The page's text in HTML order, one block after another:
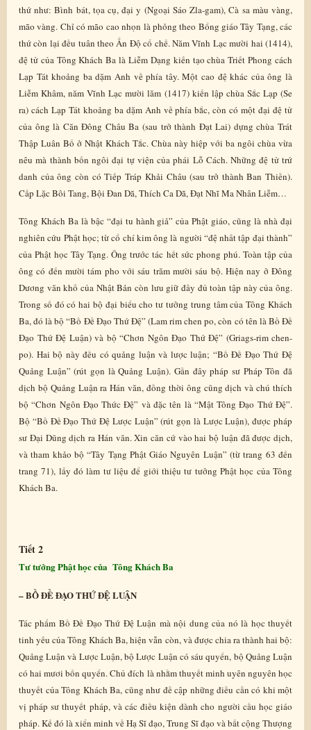
thứ như: Bình bát, tọa cụ, đại y (Ngoại Sáo Zla-gam), Cà sa màu vàng,
mão vàng. Chỉ có mão cao nhọn là phỏng theo Bổng giáo Tây Tạng, các
thứ còn lại đều tuân theo Ấn Độ cổ chế. Năm Vĩnh Lạc mười hai (1414),
đệ tử của Tông Khách Ba là Liễm Dạng kiến tạo chùa Triết Phong cách
Lạp Tát khoảng ba dặm Anh về phía tây. Một cao đệ khác của ông là
Liễm Khâm, năm Vĩnh Lạc mười lăm (1417) kiến lập chùa Sắc Lạp (Se
ra) cách Lạp Tát khoảng ba dặm Anh về phía bắc, còn có một đại đệ tử
của ông là Căn Đông Châu Ba (sau trở thành Đạt Lai) dựng chùa Trát
Thập Luân Bố ở Nhật Khách Tắc. Chùa này hiệp với ba ngôi chùa vừa
nêu mà thành bốn ngôi đại tự viện của phái Lỗ Cách. Những đệ tử trứ
danh của ông còn có Tiếp Tráp Khải Châu (sau trở thành Ban Thiền).
Cấp Lặc Bôi Tang, Bội Đan Dã, Thích Ca Dã, Đạt Nhĩ Ma Nhân Liễm…
Tông Khách Ba là bậc “đại tu hành giả” của Phật giáo, cũng là nhà đại
nghiên cứu Phật học; từ cổ chí kim ông là người “đệ nhất tập đại thành”
của Phật học Tây Tạng. Ông trước tác hết sức phong phú. Toàn tập của
ông có đến mười tám pho với sáu trăm mười sáu bộ. Hiện nay ở Đông
Dương văn khố của Nhật Bản còn lưu giữ đầy đủ toàn tập này của ông.
Trong số đó có hai bộ đại biểu cho tư tưởng trung tâm của Tông Khách
Ba, đó là bộ “Bồ Đề Đạo Thứ Đệ” (Lam rim chen po, còn có tên là Bồ Đề
Đạo Thứ Đệ Luận) và bộ “Chơn Ngôn Đạo Thứ Đệ” (Griags-rim chen-
po). Hai bộ này đều có quảng luận và lược luận; “Bồ Đề Đạo Thứ Đệ
Quảng Luận” (rút gọn là Quảng Luận). Gần đây pháp sư Pháp Tôn đã
dịch bộ Quảng Luận ra Hán văn, đồng thời ông cũng dịch và chú thích
bộ “Chơn Ngôn Đạo Thức Đệ” và đặc tên là “Mật Tông Đạo Thứ Đệ”.
Bộ “Bồ Đề Đạo Thứ Đệ Lược Luận” (rút gọn là Lược Luận), được pháp
sư Đại Dũng dịch ra Hán văn. Xin căn cứ vào hai bộ luận đã được dịch,
và tham khảo bộ “Tây Tạng Phật Giáo Nguyên Luận” (từ trang 63 đến
trang 71), lấy đó làm tư liệu để giới thiệu tư tưởng Phật học của Tông
Khách Ba.
Tiết 2
Tư tưởng Phật học của Tông Khách Ba
– BỒ ĐỀ ĐẠO THỨ ĐỆ LUẬN
Tác phẩm Bồ Đề Đạo Thứ Đệ Luận mà nội dung của nó là học thuyết
tinh yếu của Tông Khách Ba, hiện vẫn còn, và được chia ra thành hai bộ:
Quảng Luận và Lược Luận, bộ Lược Luận có sáu quyển, bộ Quảng Luận
có hai mươi bốn quyển. Chủ đích là nhằm thuyết minh uyên nguyên học
thuyết của Tông Khách Ba, cũng như đề cập những điều cần có khi một
vị pháp sư thuyết pháp, và các điều kiện dành cho người cầu học giáo
pháp. Kế đó là xiển minh về Hạ Sĩ đạo, Trung Sĩ đạo và bất cộng Thượng